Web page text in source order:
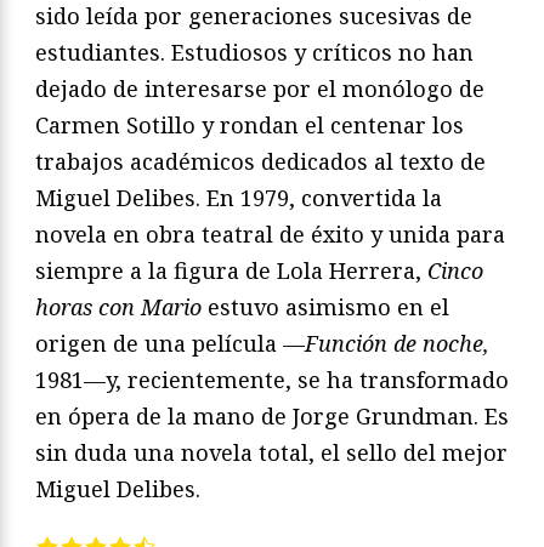
sido leída por generaciones sucesivas de
estudiantes. Estudiosos y críticos no han
dejado de interesarse por el monólogo de
Carmen Sotillo y rondan el centenar los
trabajos académicos dedicados al texto de
Miguel Delibes. En 1979, convertida la
novela en obra teatral de éxito y unida para
siempre a la figura de Lola Herrera, Cinco
horas con Mario estuvo asimismo en el
origen de una película —Función de noche,
1981—y, recientemente, se ha transformado
en ópera de la mano de Jorge Grundman. Es
sin duda una novela total, el sello del mejor
Miguel Delibes.